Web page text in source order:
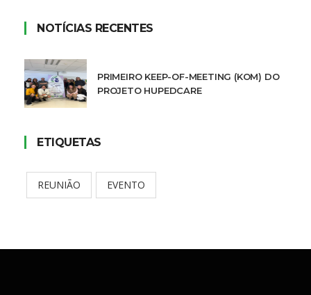
NOTÍCIAS RECENTES
PRIMEIRO KEEP-OF-MEETING (KOM) DO
PROJETO HUPEDCARE
ETIQUETAS
REUNIÃO EVENTO